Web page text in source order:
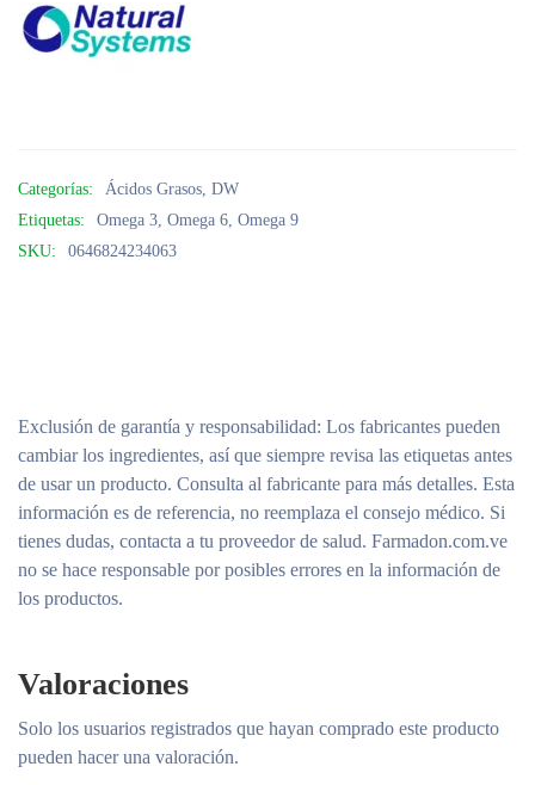
Categorías: Ácidos Grasos, DW
Etiquetas:
Omega 3, Omega 6, Omega 9
SKU:
0646824234063
Exclusión de garantía y responsabilidad: Los fabricantes pueden
cambiar los ingredientes, así que siempre revisa las etiquetas antes
de usar un producto. Consulta al fabricante para más detalles. Esta
información es de referencia, no reemplaza el consejo médico. Si
tienes dudas, contacta a tu proveedor de salud. Farmadon.com.ve
no se hace responsable por posibles errores en la información de
los productos.
Valoraciones
Solo los usuarios registrados que hayan comprado este producto
pueden hacer una valoración.